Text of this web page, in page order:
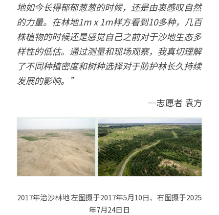
地如今长得郁郁葱葱的时候，还是由衷感叹自然
的力量。在林地1m x 1m样方看到10多种，几百
株植物的时候还是感觉自己之前对于沙地生态多
样性的低估。通过测量和现场观察，我真切理解
了不同种植密度和树种选择对于防护林长久持续
发展的影响。”
—志愿者 袁方
2017年治沙林地 左图摄于2017年5月10日、右图摄于2025
年7月24日日